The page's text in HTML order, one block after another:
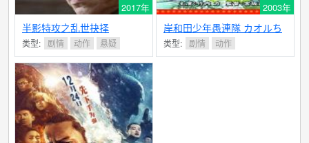
2017年
半影特攻之乱世抉择
类型: 剧情 动作 悬疑
2003年
岸和田少年愚連隊 カオルち
ゃん最強伝説 番長足球（ば
んちょうサッカー）
类型: 剧情 动作